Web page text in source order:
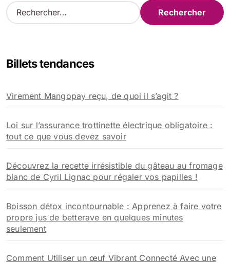
R
e
r
e
r
:
Billets tendances
Virement Mangopay reçu, de quoi il s’agit ?
Loi sur l’assurance trottinette électrique obligatoire :
tout ce que vous devez savoir
Découvrez la recette irrésistible du gâteau au fromage
blanc de Cyril Lignac pour régaler vos papilles !
Boisson détox incontournable : Apprenez à faire votre
propre jus de betterave en quelques minutes
seulement
Comment Utiliser un œuf Vibrant Connecté Avec une